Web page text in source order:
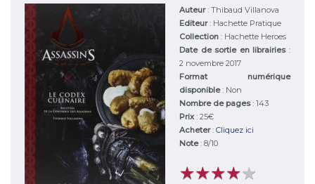
Auteur: Thibaud Villanova
Editeur: Hachette Pratique
Collection : Hachette Heroes
Date de sortie en librairies :
2 novembre 2017
Format numérique
disponible: Non
Nombre de pages: 143
Prix: 25€
Acheter: Cliquez ici
Note: 8/10
★★★★★
★★★★★